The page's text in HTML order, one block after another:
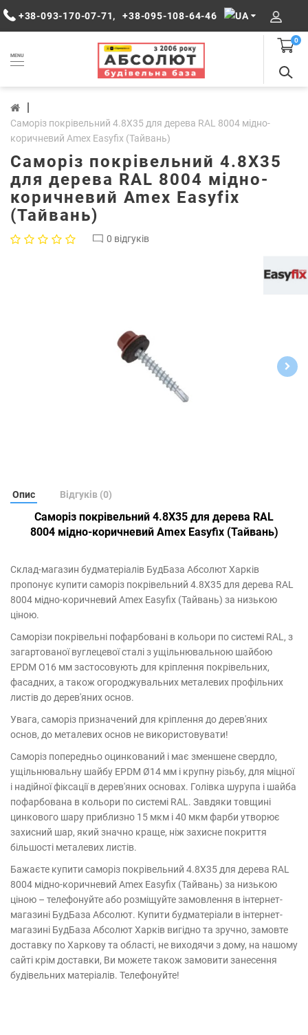
+38-093-170-07-71, +38-095-108-64-46
MENU
0
Саморіз покрівельний 4.8Х35 для дерева RAL 8004 мідно-
коричневий Amex Easyfix (Тайвань)
Саморіз покрівельний 4.8Х35
для дерева RAL 8004 мідно-
коричневий Amex Easyfix
(Тайвань)
0 відгуків
Опис Відгуків (0)
Саморіз покрівельний 4.8Х35 для дерева RAL
8004 мідно-коричневий Amex Easyfix (Тайвань)
Склад-магазин будматеріалів БудБаза Абсолют Харків
пропонує купити cаморіз покрівельний 4.8Х35 для дерева RAL
8004 мідно-коричневий Amex Easyfix (Тайвань) за низькою
ціною.
Саморізи покрівельні пофарбовані в кольори по системі RAL, з
загартованої вуглецевої сталі з ущільнювальною шайбою
EPDM O16 мм застосовують для кріплення покрівельних,
фасадних, а також огороджувальних металевих профільних
листів до дерев'яних основ.
Увага, саморіз призначений для кріплення до дерев'яних
основ, до металевих основ не використовувати!
Саморіз попередньо оцинкований і має зменшене свердло,
ущільнювальну шайбу EPDM Ø14 мм і крупну різьбу, для міцної
і надійної фіксації в дерев'яних основах. Голівка шурупа і шайба
пофарбована в кольори по системі RAL. Завдяки товщині
цинкового шару приблизно 15 мкм і 40 мкм фарби утворює
захисний шар, який значно краще, ніж захисне покриття
більшості металевих листів.
Бажаєте купити cаморіз покрівельний 4.8Х35 для дерева RAL
8004 мідно-коричневий Amex Easyfix (Тайвань) за низькою
ціною – телефонуйте або розміщуйте замовлення в інтернет-
магазині БудБаза Абсолют. Купити будматеріали в інтернет-
магазині БудБаза Абсолют Харків вигідно та зручно, замовте
доставку по Харкову та області, не виходячи з дому, на нашому
сайті крім доставки, Ви можете також замовити занесення
будівельних матеріалів. Телефонуйте!